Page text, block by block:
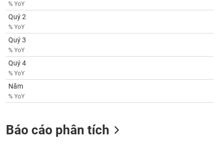
% YoY
Quý 2
% YoY
Quý 3
% YoY
Quý 4
% YoY
Năm
% YoY
Báo cáo phân tích